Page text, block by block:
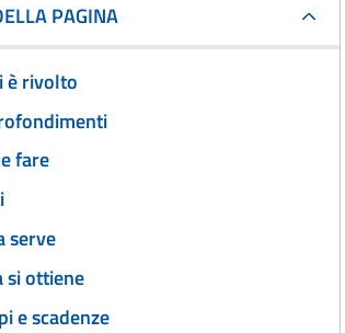
PAGINA
è rivolto
fare
serve
si ottiene
e scadenze